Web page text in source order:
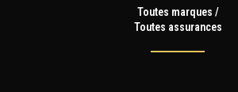
Toutes marques /
Toutes assurances